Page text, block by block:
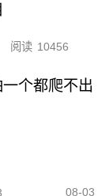
阅读 10456
个都爬不出
08-03